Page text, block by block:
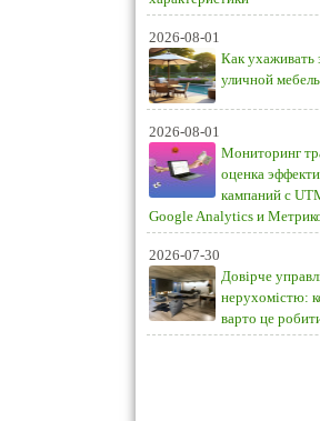
2026-08-01
Как ухаживать
уличной
2026-08-01
Мониторинг
оценка
кампаний с
Google Analytics и
2026-07-30
Довірче
нерухомістю:
варто це